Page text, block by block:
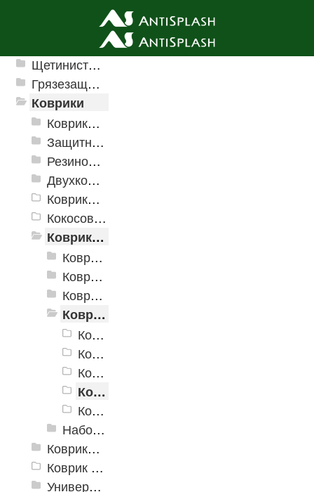
Ячеистые грязезащитные покрытия
Щетинистые покрытия
Грязезащитные, влаговпитывающие покрытия
Коврики
Коврики влаговпитывающие
Защитные коврики и лотки
Резиновые коврики
Двухкомпонентные коврики
Коврики на пенорезине
Кокосовые коврики
Коврики для ванн
Коврики для ванн «V-Line»
Коврики для ванн «V-Line», фотопечать
Коврики для ванн против скольжения
Коврики для ванной
Коврик для ванной PP Лабиринт 2
Коврик Microfiber
Коврик Super Shaggy
Коврик для ванной "SPA"
Коврики для ванных комнат Varo
Набор ковриков
Коврики и дорожки пористые (Лапша)
Коврик флокированный
Универсальные коврики